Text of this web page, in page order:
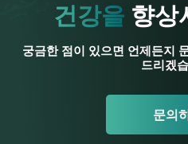
건강을 향상
궁금한 점이 있으면 언제든지
드리겠
문의